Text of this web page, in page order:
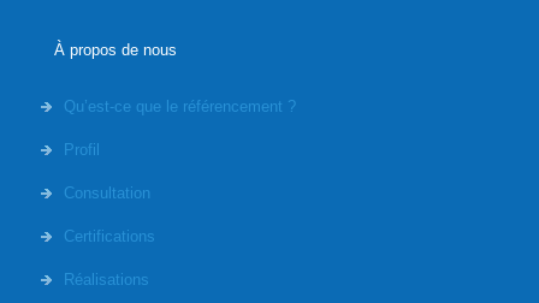
À propos de nous
Qu’est-ce que le référencement ?
Profil
Consultation
Certifications
Réalisations